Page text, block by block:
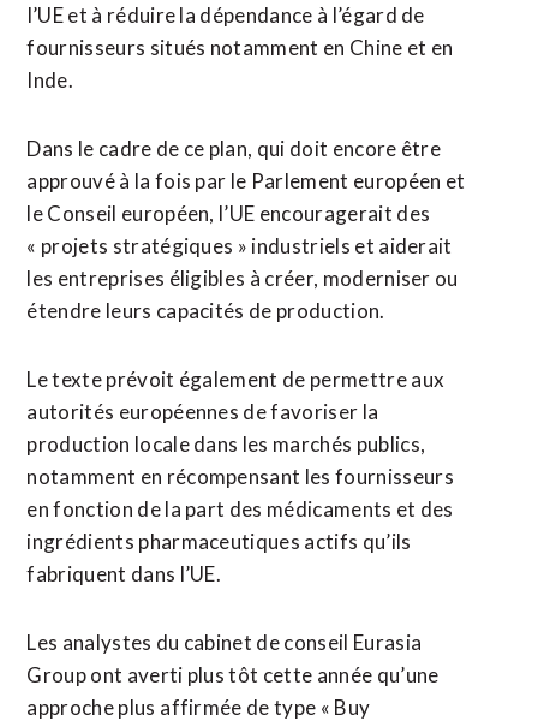
⁠l’UE et à réduire la dépendance à l’égard de ​
fournisseurs situés notamment ​en Chine et en
Inde.
Dans le cadre de ce plan, qui doit encore être ​
approuvé à la fois par le Parlement européen et
le Conseil européen, l’UE encouragerait des
« projets stratégiques » industriels et aiderait
‌les entreprises éligibles ​à créer, moderniser ou
étendre leurs capacités de production.
Le texte prévoit également de permettre aux ​
autorités européennes de favoriser la
production locale dans les marchés publics,
notamment en récompensant les fournisseurs
en fonction de la part des médicaments et des
ingrédients pharmaceutiques actifs qu’ils
fabriquent dans l’UE.
Les analystes du cabinet de conseil Eurasia
Group ont averti plus tôt cette année qu’une
approche plus ⁠affirmée de type « Buy